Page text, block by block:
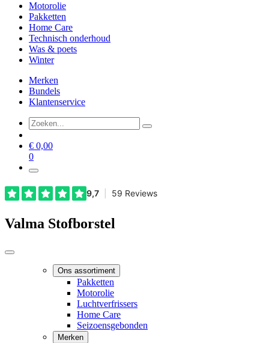
Motorolie
Pakketten
Home Care
Technisch onderhoud
Was & poets
Winter
Merken
Bundels
Klantenservice
€ 0,00
0
Valma Stofborstel
Ons assortiment
Pakketten
Motorolie
Luchtverfrissers
Home Care
Seizoensgebonden
Merken